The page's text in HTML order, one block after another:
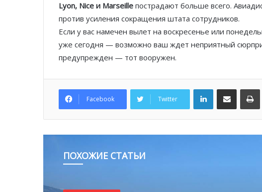
Lyon, Nice и Marseille пострадают больше всего.
против усиления сокращения штата сотрудников.
Если у вас намечен вылет на воскресенье или
уже сегодня — возможно ваш ждет неприятный
предупрежден — тот вооружен.
Facebook Twitter
LinkedInПоделиться по электронной почте
ПОХОЖИЕ СТАТЬИ